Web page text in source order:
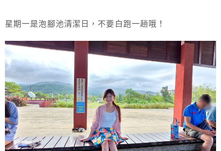
星期一是泡腳池清潔日，不要白跑一趟哦！